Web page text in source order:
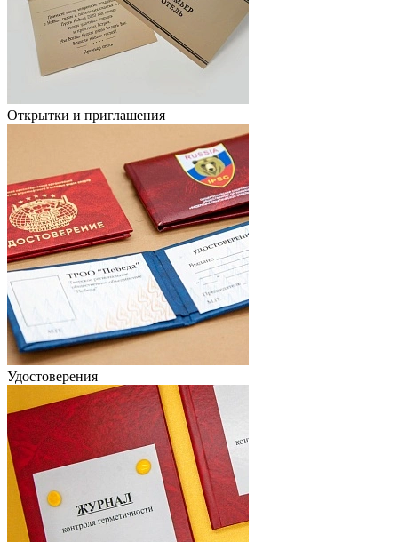
Открытки и приглашения
Удостоверения